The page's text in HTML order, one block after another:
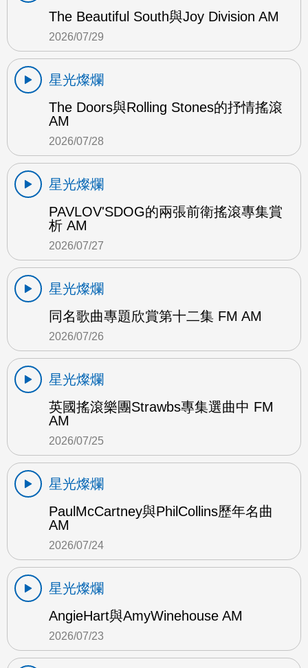
The Beautiful South與Joy Division AM
2026/07/29
星光燦爛
The Doors與Rolling Stones的抒情搖滾
AM
2026/07/28
星光燦爛
PAVLOV'SDOG的兩張前衛搖滾專集賞
析 AM
2026/07/27
星光燦爛
同名歌曲專題欣賞第十二集 FM AM
2026/07/26
星光燦爛
英國搖滾樂團Strawbs專集選曲中 FM
AM
2026/07/25
星光燦爛
PaulMcCartney與PhilCollins歷年名曲
AM
2026/07/24
星光燦爛
AngieHart與AmyWinehouse AM
2026/07/23